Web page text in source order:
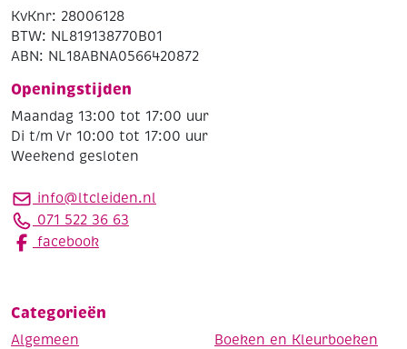
KvKnr: 28006128
BTW: NL819138770B01
ABN: NL18ABNA0566420872
Openingstijden
Maandag 13:00 tot 17:00 uur
Di t/m Vr 10:00 tot 17:00 uur
Weekend gesloten
info@ltcleiden.nl
071 522 36 63
facebook
Categorieën
Algemeen
Boeken en Kleurboeken